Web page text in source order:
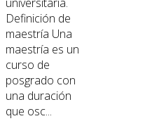
Definición de
maestría Una
maestría es un
curso de
posgrado con
una duración
que osc...